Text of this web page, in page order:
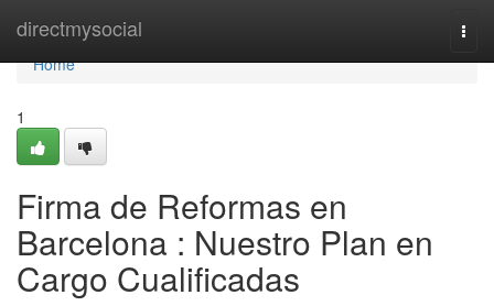
directmysocial
Home
Home
1
Firma de Reformas en
Barcelona : Nuestro Plan en
Cargo Cualificadas